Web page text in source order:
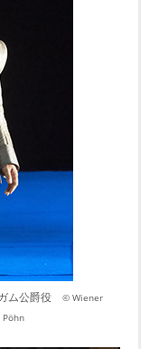
ム公爵役
© Wiener